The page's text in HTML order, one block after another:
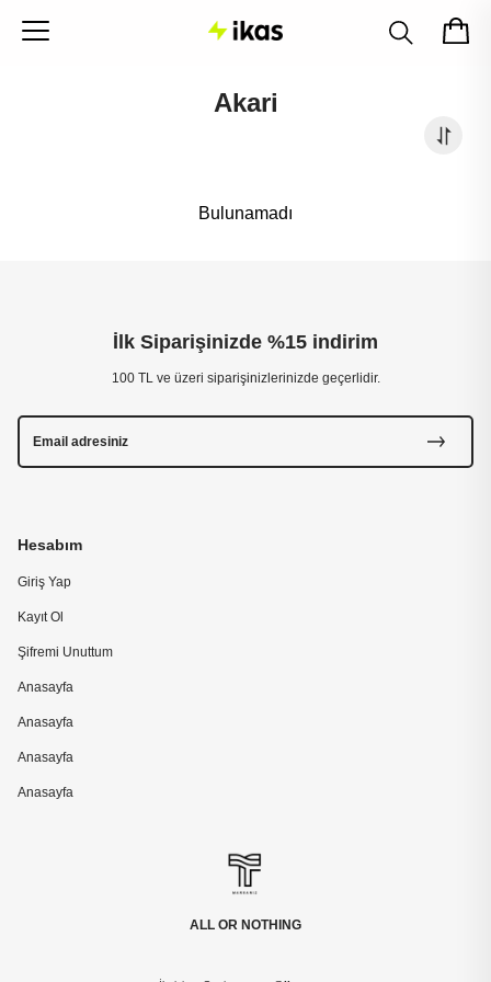
Akari
Bulunamadı
ALL OR NOTHING
Hesabım
Giriş Yap
Kayıt Ol
Şifremi Unuttum
Anasayfa
Anasayfa
Anasayfa
Anasayfa
İlk Siparişinizde %15 indirim
100 TL ve üzeri siparişinizlerinizde geçerlidir.